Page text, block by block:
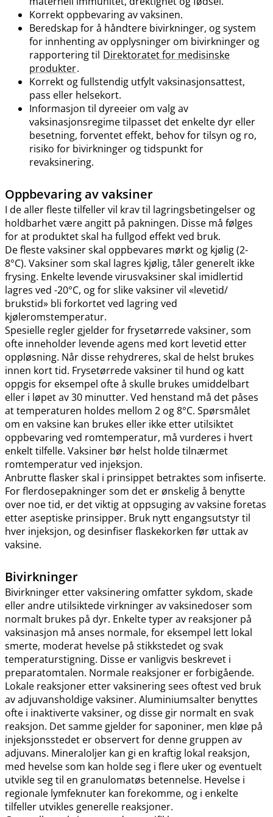
Korrekt oppbevaring av vaksinen.
Beredskap for å håndtere bivirkninger, og system
for innhenting av opplysninger om bivirkninger og
rapportering til Direktoratet for medisinske
produkter.
Korrekt og fullstendig utfylt vaksinasjonsattest,
pass eller helsekort.
Informasjon til dyreeier om valg av
vaksinasjonsregime tilpasset det enkelte dyr eller
besetning, forventet effekt, behov for tilsyn og ro,
risiko for bivirkninger og tidspunkt for
revaksinering.
Oppbevaring av vaksiner
I de aller fleste tilfeller vil krav til lagringsbetingelser og
holdbarhet være angitt på pakningen. Disse må følges
for at produktet skal ha fullgod effekt ved bruk.
De fleste vaksiner skal oppbevares mørkt og kjølig (2-
8°C). Vaksiner som skal lagres kjølig, tåler generelt ikke
frysing. Enkelte levende virusvaksiner skal imidlertid
lagres ved -20°C, og for slike vaksiner vil «levetid​/​
brukstid» bli forkortet ved lagring ved
kjøleromstemperatur.
Spesielle regler gjelder for frysetørrede vaksiner, som
ofte inneholder levende agens med kort levetid etter
oppløsning. Når disse rehydreres, skal de helst brukes
innen kort tid. Frysetørrede vaksiner til hund og katt
oppgis for eksempel ofte å skulle brukes umiddelbart
eller i løpet av 30 minutter. Ved henstand må det påses
at temperaturen holdes mellom 2 og 8°C. Spørsmålet
om en vaksine kan brukes eller ikke etter utilsiktet
oppbevaring ved romtemperatur, må vurderes i hvert
enkelt tilfelle. Vaksiner bør helst holde tilnærmet
romtemperatur ved injeksjon.
Anbrutte flasker skal i prinsippet betraktes som infiserte.
For flerdosepakninger som det er ønskelig å benytte
over noe tid, er det viktig at oppsuging av vaksine foretas
etter aseptiske prinsipper. Bruk nytt engangsutstyr til
hver injeksjon, og desinfiser flaskekorken før uttak av
vaksine.
Bivirkninger
Bivirkninger etter vaksinering omfatter sykdom, skade
eller andre utilsiktede virkninger av vaksinedoser som
normalt brukes på dyr. Enkelte typer av reaksjoner på
vaksinasjon må anses normale, for eksempel lett lokal
smerte, moderat hevelse på stikkstedet og svak
temperaturstigning. Disse er vanligvis beskrevet i
preparatomtalen. Normale reaksjoner er forbigående.
Lokale reaksjoner etter vaksinering sees oftest ved bruk
av adjuvansholdige vaksiner. Aluminiumsalter benyttes
ofte i inaktiverte vaksiner, og disse gir normalt en svak
reaksjon. Det samme gjelder for saponiner, men kløe på
injeksjonsstedet er observert for denne gruppen av
adjuvans. Mineraloljer kan gi en kraftig lokal reaksjon,
med hevelse som kan holde seg i flere uker og eventuelt
utvikle seg til en granulomatøs betennelse. Hevelse i
regionale lymfeknuter kan forekomme, og i enkelte
tilfeller utvikles generelle reaksjoner.